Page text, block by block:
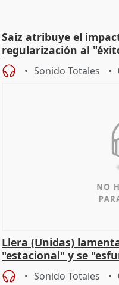
Saiz atribuye el
regularización al
Sonido Totales
Llera (Unidas)
"estacional" y se
Sonido Totales